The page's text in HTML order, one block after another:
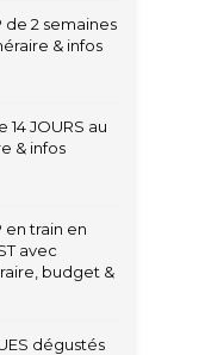
de 2 semaines
& infos
JOURS au
& infos
en train en
avec
budget &
dégustés